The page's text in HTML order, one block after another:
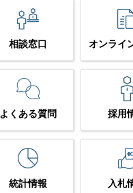
相談窓口 オンライ
よくある質問 採用
統計情報 入札